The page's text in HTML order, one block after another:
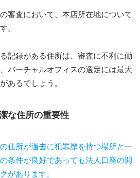
審査において、本店所在地について
。
記録がある住所は、審査に不利に働
バーチャルオフィスの選定には最大
あるでしょう。
な住所の重要性
住所が過去に犯罪歴を持つ場所と一
条件が良好であっても法人口座の開
があります。